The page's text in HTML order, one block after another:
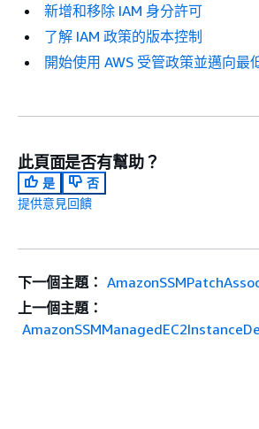
新增和移除 IAM 身分許可
了解 IAM 政策的版本控制
開始使用 AWS 受管政策並邁向最
此頁面是否有幫助？
是
否
提供意見回饋
下一個主題：
上一個主題：